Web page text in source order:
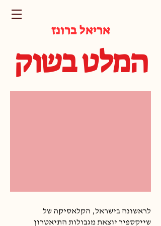
אריאל ברונז
המלט בשוק
לראשונה בישראל, הקלאסיקה של
שייקספיר יוצאת מגבולות התיאטרון